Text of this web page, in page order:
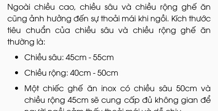
Ngoài chiều cao, chiều sâu và chiều rộng ghế ăn
cũng ảnh hưởng đến sự thoải mái khi ngồi. Kích thước
tiêu chuẩn của chiều sâu và chiều rộng ghế ăn
thường là:
Chiều sâu: 45cm - 55cm
Chiều rộng: 40cm - 50cm
Một chiếc ghế ăn inox có chiều sâu 50cm và
chiều rộng 45cm sẽ cung cấp đủ không gian để